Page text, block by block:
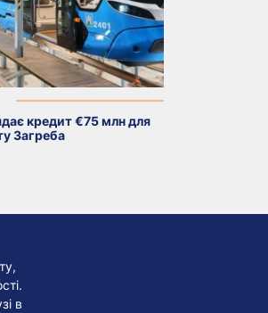
кредит €75 млн для
Загреба
в